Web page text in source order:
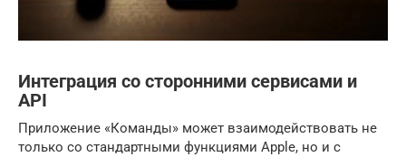
Интеграция со сторонними сервисами и
API
Приложение «Команды» может взаимодействовать не
только со стандартными функциями Apple, но и с